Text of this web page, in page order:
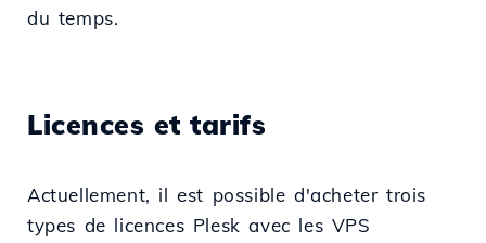
du temps.
Licences et tarifs
Actuellement, il est possible d'acheter trois
types de licences Plesk avec les VPS